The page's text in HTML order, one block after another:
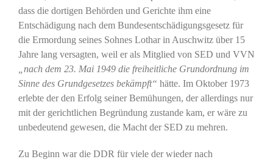
dass die dortigen Behörden und Gerichte ihm eine
Entschädigung nach dem Bundesentschädigungsgesetz für
die Ermordung seines Sohnes Lothar in Auschwitz über 15
Jahre lang versagten, weil er als Mitglied von SED und VVN
„nach dem 23. Mai 1949 die freiheitliche Grundordnung im
Sinne des Grundgesetzes bekämpft“ hätte. Im Oktober 1973
erlebte der den Erfolg seiner Bemühungen, der allerdings nur
mit der gerichtlichen Begründung zustande kam, er wäre zu
unbedeutend gewesen, die Macht der SED zu mehren.
Zu Beginn war die DDR für viele der wieder nach